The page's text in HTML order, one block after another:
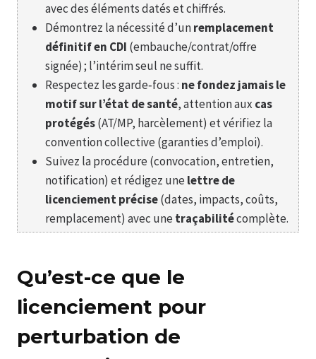
avec des éléments datés et chiffrés.
Démontrez la nécessité d’unremplacement
définitif en CDI (embauche/contrat/offre
signée) ; l’intérim seul ne suffit.
Respectez les garde‑fous : ne fondez jamais le
motif sur l’état de santé, attention aux cas
protégés(AT/MP, harcèlement) et vérifiez la
convention collective (garanties d’emploi).
Suivez la procédure (convocation, entretien,
notification) et rédigez une lettre de
licenciement précise(dates, impacts, coûts,
remplacement) avec une traçabilitécomplète.
Qu’est-ce que le
licenciement pour
perturbation de